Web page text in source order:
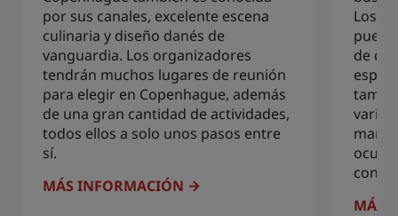
por sus canales, excelente escena
culinaria y diseño danés de
vanguardia. Los organizadores
tendrán muchos lugares de reunión
para elegir en Copenhague, además
de una gran cantidad de actividades,
todos ellos a solo unos pasos entre
sí.
MÁS INFORMACIÓN
Los
de
MÁS